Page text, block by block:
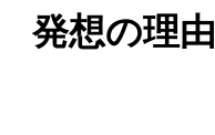
発想の理由